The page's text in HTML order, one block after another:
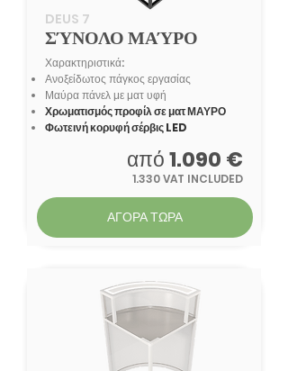
DEUS 7
ΣΎΝΟΛΟ ΜΑΎΡΟ
Χαρακτηριστικά:
Ανοξείδωτος πάγκος εργασίας
Μαύρα πάνελ με ματ υφή
Χρωματισμός προφίλ σε ματ ΜΑΥΡΟ
Φωτεινή κορυφή σέρβις LED
από1.090 €
1.330 VAT INCLUDED
ΑΓΟΡΑ ΤΩΡΑ